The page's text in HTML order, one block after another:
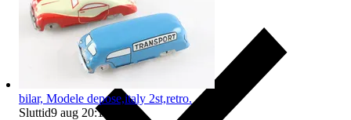
bilar, Modele depose,italy 2st,retro.
Sluttid9 aug 20:15